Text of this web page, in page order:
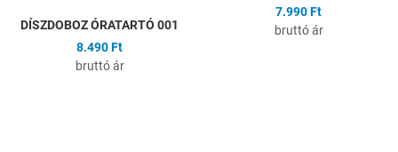
DÍSZDOBOZ ÓRATARTÓ 001
8.490 Ft
bruttó ár
7.990 Ft
bruttó ár